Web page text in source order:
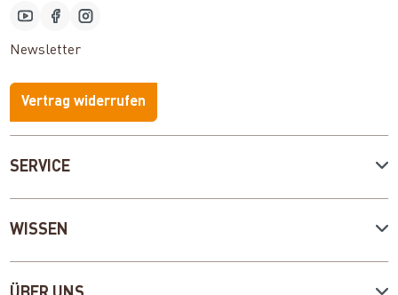
SERVICE
WISSEN
Newsletter
Vertrag widerrufen